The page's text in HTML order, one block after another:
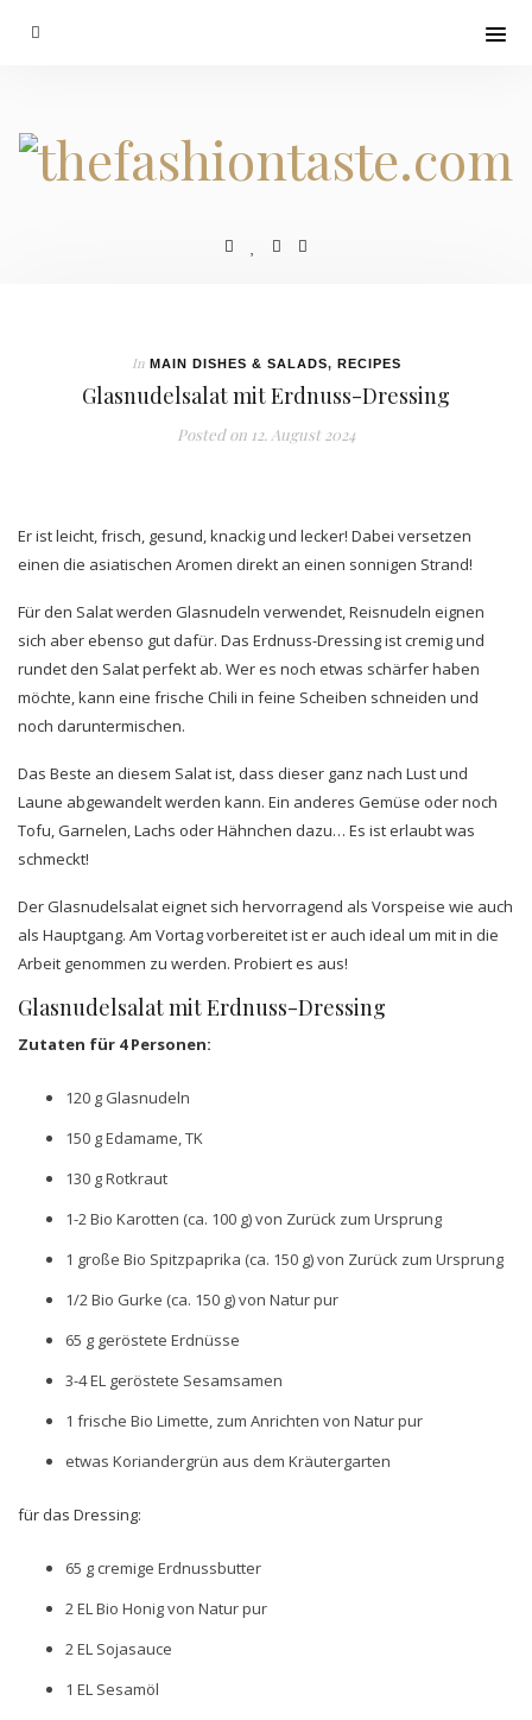
In MAIN DISHES & SALADS, RECIPES
Glasnudelsalat mit Erdnuss-Dressing
Posted on 12. August 2024
Er ist leicht, frisch, gesund, knackig und lecker! Dabei versetzen
einen die asiatischen Aromen direkt an einen sonnigen Strand!
Für den Salat werden Glasnudeln verwendet, Reisnudeln eignen
sich aber ebenso gut dafür. Das Erdnuss-Dressing ist cremig und
rundet den Salat perfekt ab. Wer es noch etwas schärfer haben
möchte, kann eine frische Chili in feine Scheiben schneiden und
noch daruntermischen.
Das Beste an diesem Salat ist, dass dieser ganz nach Lust und
Laune abgewandelt werden kann. Ein anderes Gemüse oder noch
Tofu, Garnelen, Lachs oder Hähnchen dazu… Es ist erlaubt was
schmeckt!
Der Glasnudelsalat eignet sich hervorragend als Vorspeise wie auch
als Hauptgang. Am Vortag vorbereitet ist er auch ideal um mit in die
Arbeit genommen zu werden. Probiert es aus!
Glasnudelsalat mit Erdnuss-Dressing
Zutaten für 4 Personen:
120 g Glasnudeln
150 g Edamame, TK
130 g Rotkraut
1-2 Bio Karotten (ca. 100 g) von Zurück zum Ursprung
1 große Bio Spitzpaprika (ca. 150 g) von Zurück zum Ursprung
1/2 Bio Gurke (ca. 150 g) von Natur pur
65 g geröstete Erdnüsse
3-4 EL geröstete Sesamsamen
1 frische Bio Limette, zum Anrichten von Natur pur
etwas Koriandergrün aus dem Kräutergarten
für das Dressing:
65 g cremige Erdnussbutter
2 EL Bio Honig von Natur pur
2 EL Sojasauce
1 EL Sesamöl